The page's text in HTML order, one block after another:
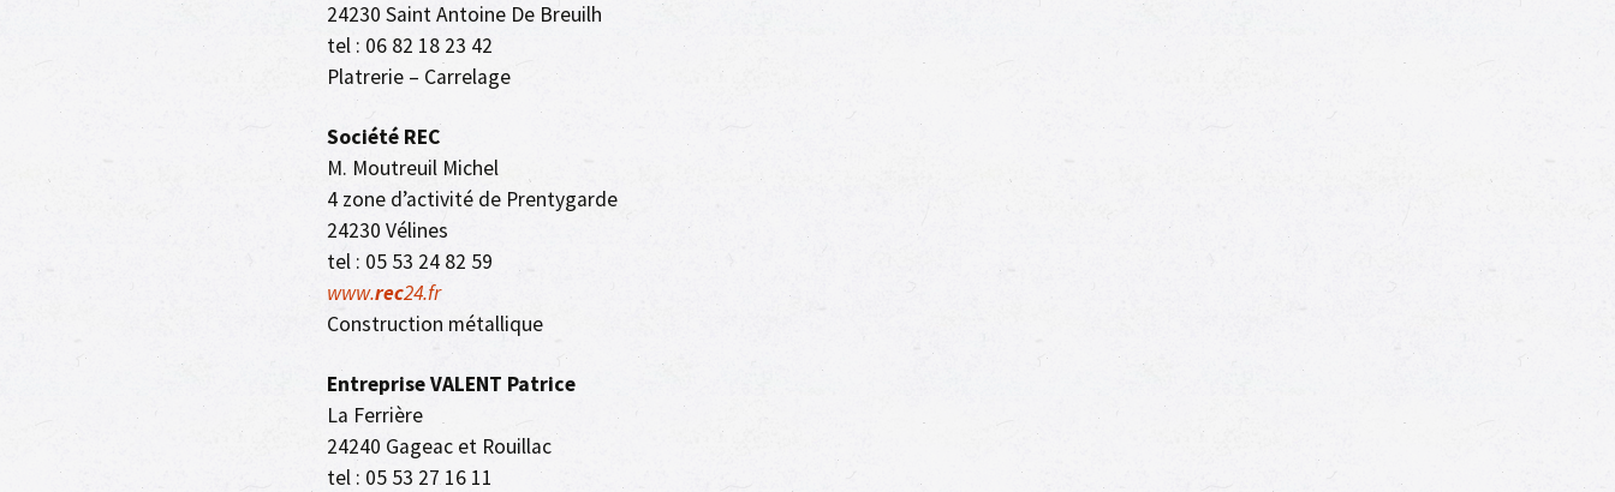
24230 Saint Antoine De Breuilh
tel : 06 82 18 23 42
Platrerie – Carrelage
Société REC
M. Moutreuil Michel
4 zone d’activité de Prentygarde
24230 Vélines
tel : 05 53 24 82 59
www.rec24.fr
Construction métallique
Entreprise VALENT Patrice
La Ferrière
24240 Gageac et Rouillac
tel : 05 53 27 16 11